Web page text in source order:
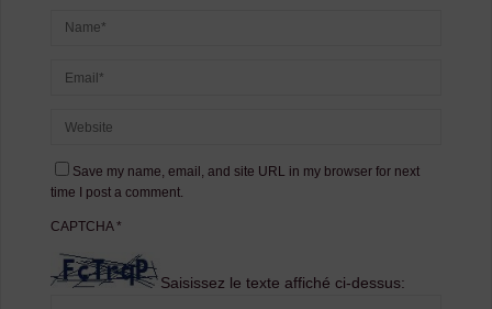
Save my name, email, and site URL in my browser for next
time I post a comment.
CAPTCHA*
Saisissez le texte affiché ci-dessus: